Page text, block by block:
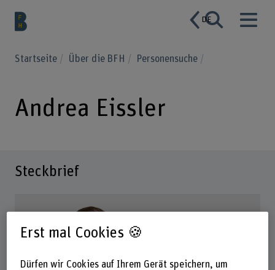
DE
Startseite Über die BFH Personensuche
Andrea Eissler
Steckbrief
Erst mal Cookies 🍪
Dürfen wir Cookies auf Ihrem Gerät speichern, um